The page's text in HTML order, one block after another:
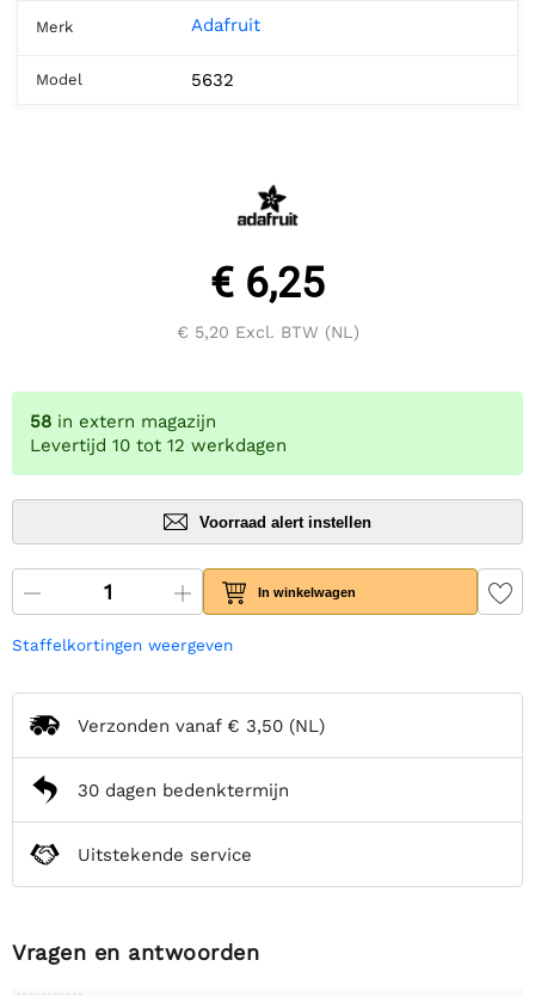
Merk Adafruit
Model 5632
€ 6,25
€ 5,20 Excl. BTW (NL)
58 in extern magazijn
Levertijd 10 tot 12 werkdagen
Voorraad alert instellen
In winkelwagen
Staffelkortingen weergeven
Verzonden vanaf € 3,50 (NL)
30 dagen bedenktermijn
Uitstekende service
Vragen en antwoorden